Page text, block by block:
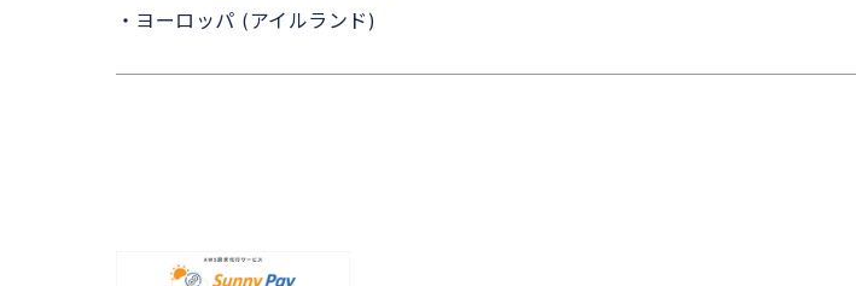
・ヨーロッパ (アイルランド)